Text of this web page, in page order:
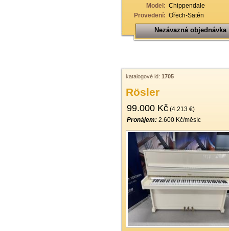
Model: Chippendale
Provedení: Ořech-Satén
Nezávazná objednávka
katalogové id: 1705
Rösler
99.000 Kč(4.213 €)
Pronájem:2.600 Kč/měsíc